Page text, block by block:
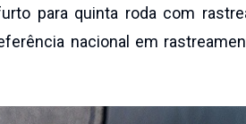
para quinta roda com
nacional em